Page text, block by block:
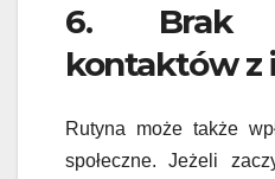
6. Brak
kontaktów z
Rutyna może także
społeczne. Jeżeli